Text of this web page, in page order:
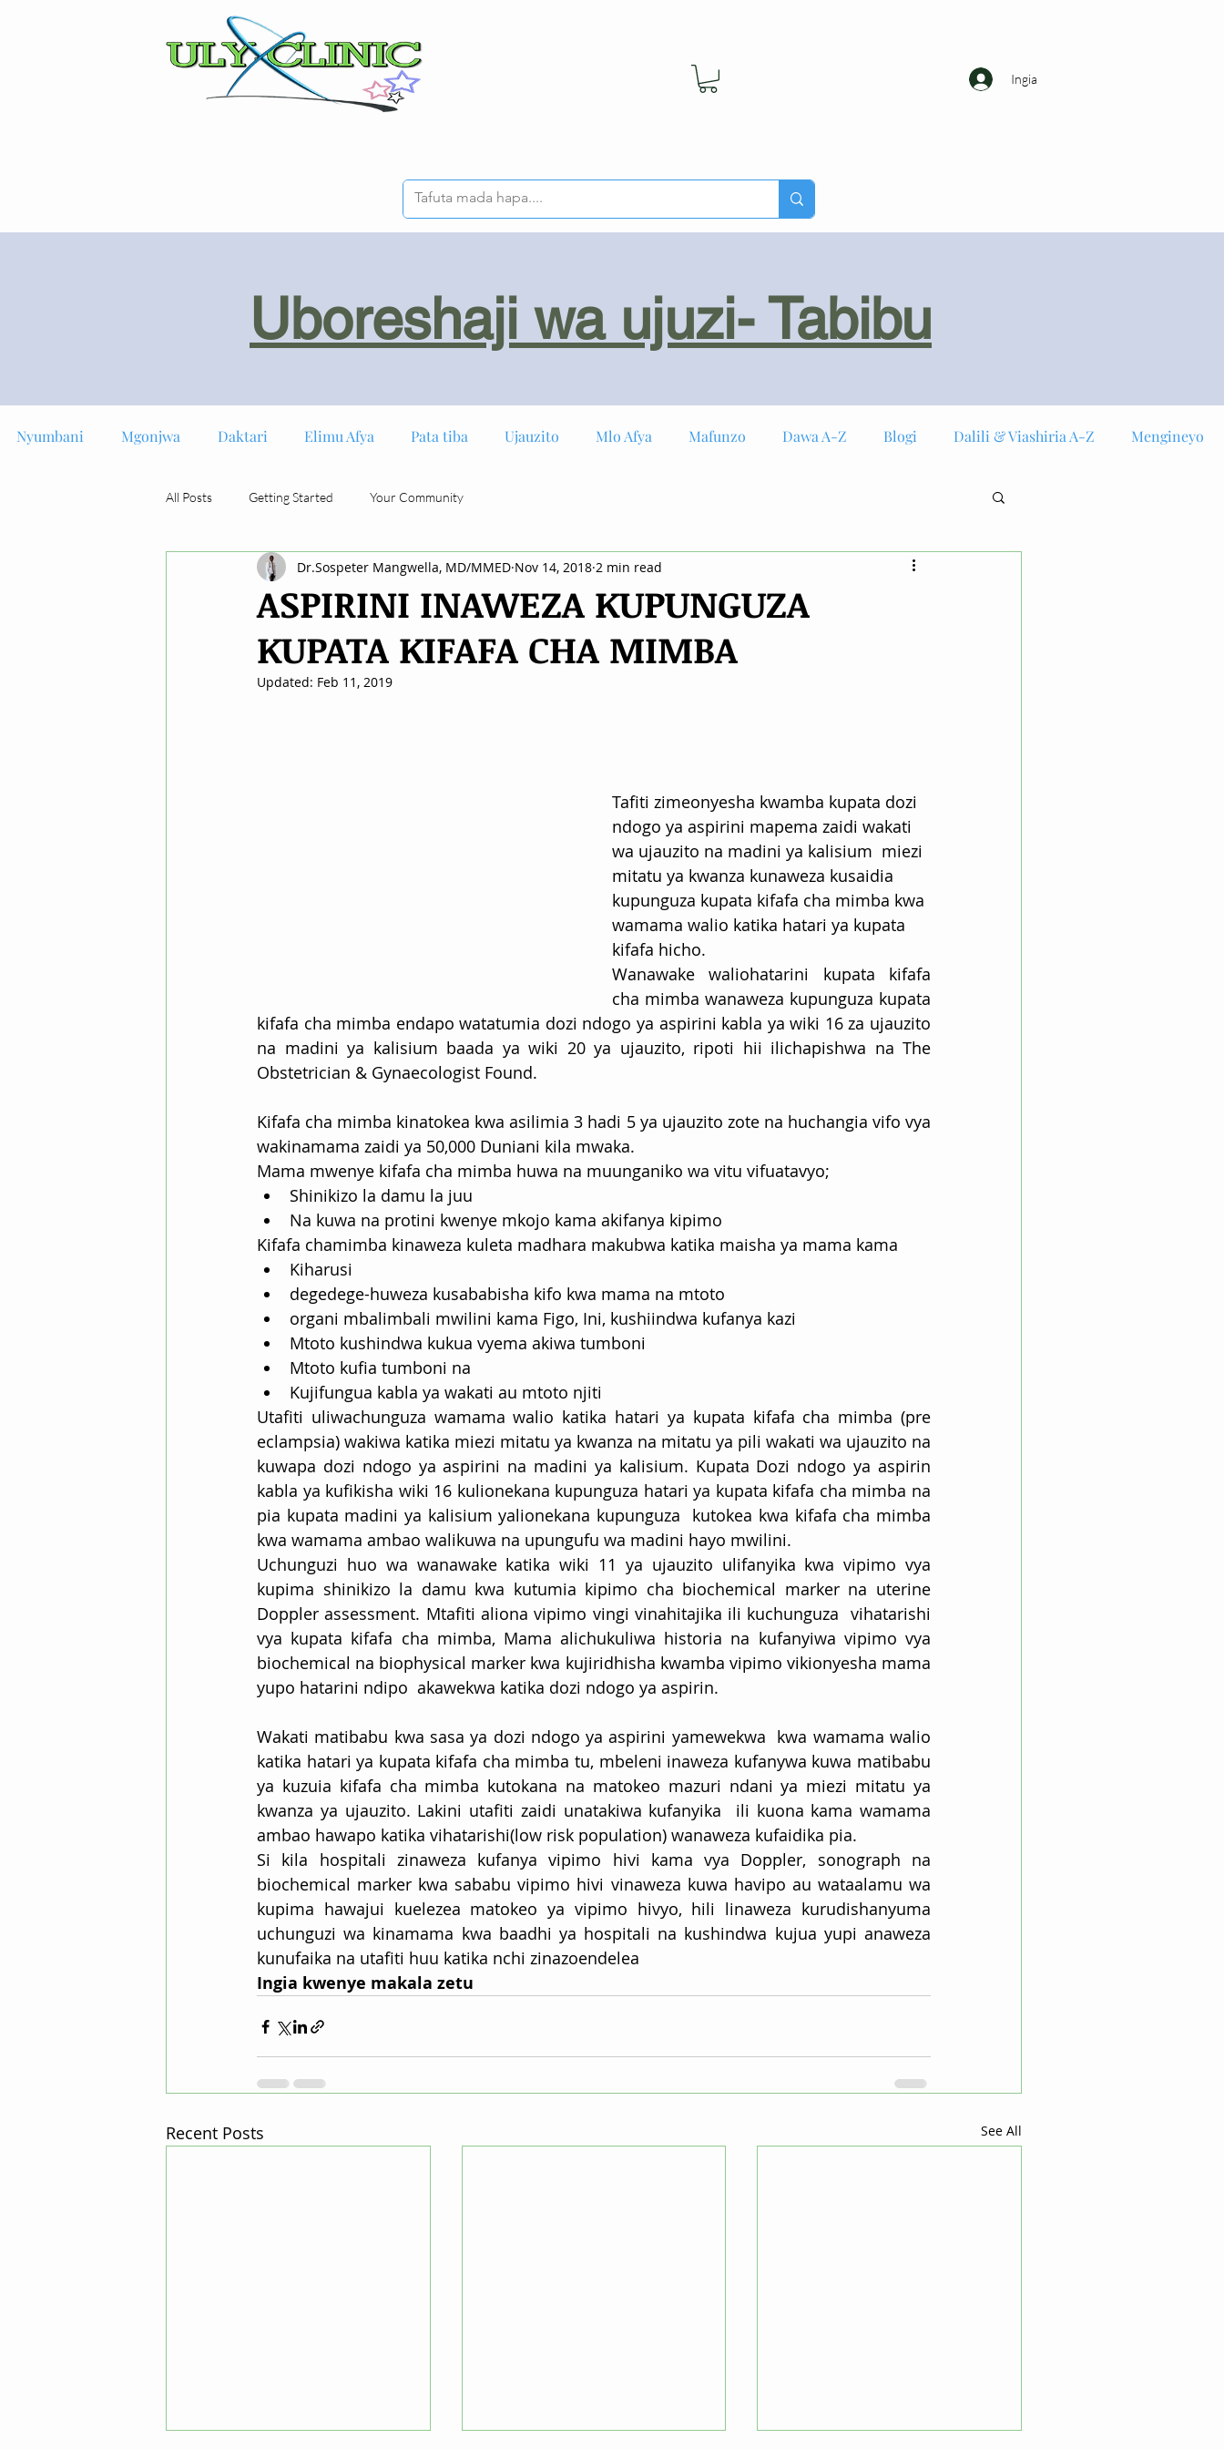
Ingia
Uboreshaji wa ujuzi- Tabibu
Nyumbani Mgonjwa Daktari Elimu Afya Pata tiba Ujauzito Mlo Afya Mafunzo Dawa A-Z Blogi Dalili & Viashiria A-Z Mengineyo
All Posts Getting Started Your Community
ASPIRINI INAWEZA KUPUNGUZA
KUPATA KIFAFA CHA MIMBA
Dr.Sospeter Mangwella, MD/MMED Nov 14, 2018 2 min read
Updated: Feb 11, 2019
Tafiti zimeonyesha kwamba kupata dozi
ndogo ya aspirini mapema zaidi wakati
wa ujauzito na madini ya kalisium  miezi
mitatu ya kwanza kunaweza kusaidia
kupunguza kupata kifafa cha mimba kwa
wamama walio katika hatari ya kupata
kifafa hicho.
Wanawake waliohatarini kupata kifafa
cha mimba wanaweza kupunguza kupata
kifafa cha mimba endapo watatumia dozi ndogo ya aspirini kabla ya wiki 16 za ujauzito
na madini ya kalisium baada ya wiki 20 ya ujauzito, ripoti hii ilichapishwa na The
Obstetrician & Gynaecologist Found.
Kifafa cha mimba kinatokea kwa asilimia 3 hadi 5 ya ujauzito zote na huchangia vifo vya
wakinamama zaidi ya 50,000 Duniani kila mwaka.
Mama mwenye kifafa cha mimba huwa na muunganiko wa vitu vifuatavyo;
Shinikizo la damu la juu
Na kuwa na protini kwenye mkojo kama akifanya kipimo
Kifafa chamimba kinaweza kuleta madhara makubwa katika maisha ya mama kama
Kiharusi
degedege-huweza kusababisha kifo kwa mama na mtoto
organi mbalimbali mwilini kama Figo, Ini, kushiindwa kufanya kazi
Mtoto kushindwa kukua vyema akiwa tumboni
Mtoto kufia tumboni na
Kujifungua kabla ya wakati au mtoto njiti
Utafiti uliwachunguza wamama walio katika hatari ya kupata kifafa cha mimba (pre
eclampsia) wakiwa katika miezi mitatu ya kwanza na mitatu ya pili wakati wa ujauzito na
kuwapa dozi ndogo ya aspirini na madini ya kalisium. Kupata Dozi ndogo ya aspirin
kabla ya kufikisha wiki 16 kulionekana kupunguza hatari ya kupata kifafa cha mimba na
pia kupata madini ya kalisium yalionekana kupunguza  kutokea kwa kifafa cha mimba
kwa wamama ambao walikuwa na upungufu wa madini hayo mwilini.
Uchunguzi huo wa wanawake katika wiki 11 ya ujauzito ulifanyika kwa vipimo vya
kupima shinikizo la damu kwa kutumia kipimo cha biochemical marker na uterine
Doppler assessment. Mtafiti aliona vipimo vingi vinahitajika ili kuchunguza  vihatarishi
vya kupata kifafa cha mimba, Mama alichukuliwa historia na kufanyiwa vipimo vya
biochemical na biophysical marker kwa kujiridhisha kwamba vipimo vikionyesha mama
yupo hatarini ndipo  akawekwa katika dozi ndogo ya aspirin.
Wakati matibabu kwa sasa ya dozi ndogo ya aspirini yamewekwa  kwa wamama walio
katika hatari ya kupata kifafa cha mimba tu, mbeleni inaweza kufanywa kuwa matibabu
ya kuzuia kifafa cha mimba kutokana na matokeo mazuri ndani ya miezi mitatu ya
kwanza ya ujauzito. Lakini utafiti zaidi unatakiwa kufanyika  ili kuona kama wamama
ambao hawapo katika vihatarishi(low risk population) wanaweza kufaidika pia.
Si kila hospitali zinaweza kufanya vipimo hivi kama vya Doppler, sonograph na
biochemical marker kwa sababu vipimo hivi vinaweza kuwa havipo au wataalamu wa
kupima hawajui kuelezea matokeo ya vipimo hivyo, hili linaweza kurudishanyuma
uchunguzi wa kinamama kwa baadhi ya hospitali na kushindwa kujua yupi anaweza
kunufaika na utafiti huu katika nchi zinazoendelea
Ingia kwenye makala zetu
Recent Posts See All